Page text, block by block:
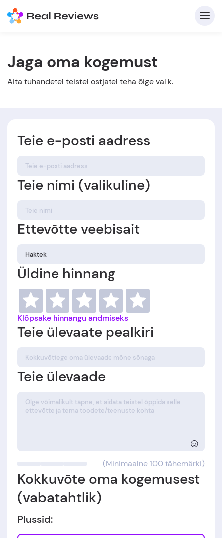
Jaga oma kogemust
Aita tuhandetel teistel ostjatel teha õige valik.
Teie e-posti aadress
Teie nimi (valikuline)
Ettevõtte veebisait
Üldine hinnang
Klõpsake hinnangu andmiseks
Teie ülevaate pealkiri
Teie ülevaade
☺
(Minimaalne 100 tähemärki)
Kokkuvõte oma kogemusest
(vabatahtlik)
Plussid: